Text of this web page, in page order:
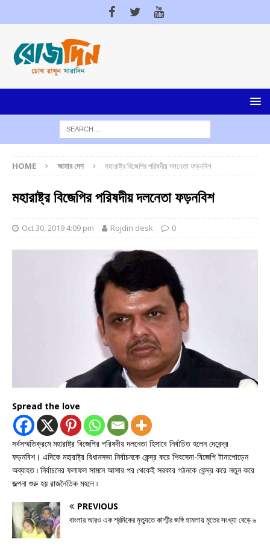
HOME আমার দেশ মহারাষ্ট্র বিজেপির পরিষদীয় দলনেতা ফড়নবিশ
মহারাষ্ট্র বিজেপির পরিষদীয় দলনেতা ফড়নবিশ
Oct 30, 2019 4:09 pm Rojdin desk 0
Spread the love
সর্বসম্মতিক্রমে মহারাষ্ট্র বিজেপির পরিষদীয় দলনেতা হিসাবে নির্বাচিত হলেন দেবেন্দ্র
ফড়নবিশ। এদিকে মহারাষ্ট্র বিধানসভা নির্বাচনকে কেন্দ্র করে শিবসেনা-বিজেপি টানাপোড়েন
অব্যাহত ৷ নির্বাচনের ফলাফল সামনে আসার পর থেকেই সরকার গঠনকে কেন্দ্র করে নতুন করে
জল্পনা শুরু হয় রাজনৈতিক মহলে ৷
PREVIOUS
বাংলার আরও এক শ্রমিকের মৃত্যুতে কাশ্মীর জঙ্গি হামলায় মৃতের সংখ্যা বেড়ে ৬